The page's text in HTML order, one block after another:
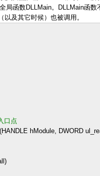
局函数DLLMain。DLLMain函
以及其它时候）也被调用。
口点
hModule, DWORD